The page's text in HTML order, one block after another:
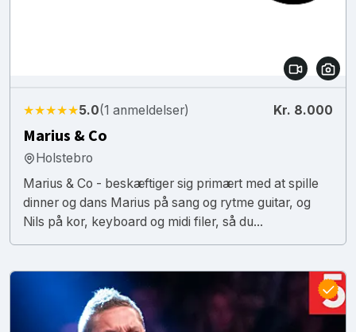
★★★★★5.0(1 anmeldelser) Kr. 8.000
Marius & Co
Holstebro
Marius & Co - beskæftiger sig primært med at spille
dinner og dans Marius på sang og rytme guitar, og
Nils på kor, keyboard og midi filer, så du...